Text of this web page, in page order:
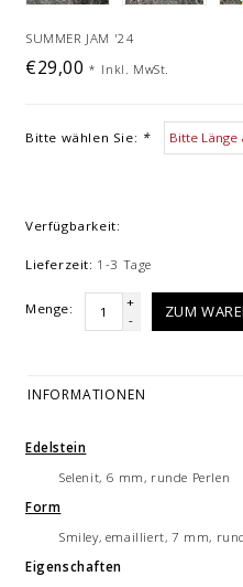
SUMMER JAM '24
€29,00* Inkl. MwSt.
Bitte wählen Sie: *
Verfügbarkeit:
Lieferzeit: 1-3 Tage
Menge:
+
-
ZUM
INFORMATIONEN
Edelstein
Selenit, 6 mm, runde Perlen
Form
Smiley, emailliert, 7 mm,
Eigenschaften